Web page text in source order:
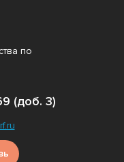
по
(доб. 3)